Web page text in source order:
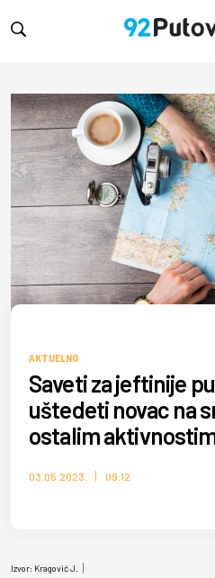
AKTUELNO
Saveti za jeftinije
uštedeti novac na
ostalim
03.05.2023. 09:12
Izvor: Kragović J.